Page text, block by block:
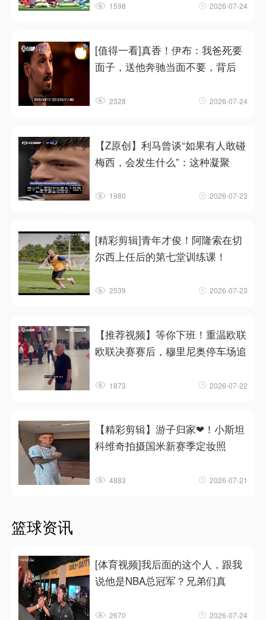
1598 2026-07-24
[值得一看]真香！伊布：我爸死要
面子，送他奔驰当面不要，背后
2328 2026-07-24
【Z原创】利马曾谈“如果有人敢碰
梅西，会发生什么”：这种凝聚
1980 2026-07-23
[精彩剪辑]青年才俊！阿隆索在切
尔西上任后的第七堂训练课！
2539 2026-07-23
【推荐视频】等你下班！重温欧联
欧联决赛赛后，穆里尼奥停车场追
1873 2026-07-22
【精彩剪辑】游子归家❤！小斯坦
科维奇拍摄国米新赛季定妆照
4883 2026-07-21
篮球资讯
[体育视频]我后面的这个人，跟我
说他是NBA总冠军？兄弟们真
2670 2026-07-24